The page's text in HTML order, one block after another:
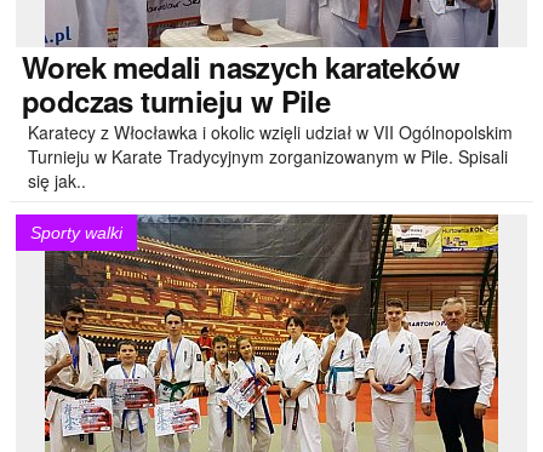
Worekmedali naszych karateków
podczas turnieju w Pile
Karatecy z Włocławka i okolic wzięli udział w VII Ogólnopolskim
Turnieju w Karate Tradycyjnym zorganizowanym w Pile. Spisali
się jak..
Sporty walki